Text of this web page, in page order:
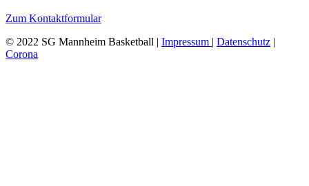
Zum Kontaktformular
© 2022 SG Mannheim Basketball | Impressum | Datenschutz |
Corona